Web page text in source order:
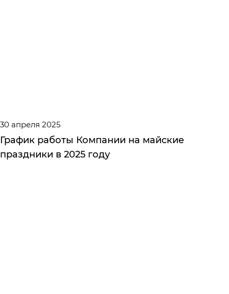
30 апреля 2025
График работы Компании на майские
праздники в 2025 году